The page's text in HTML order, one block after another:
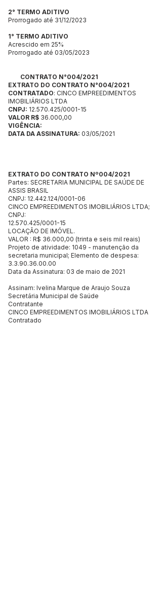
2° TERMO ADITIVO
Prorrogado até 31/12/2023
1° TERMO ADITIVO
Acrescido em 25%
Prorrogado até 03/05/2023
CONTRATO N°004/2021
EXTRATO DO CONTRATO N°004/2021
CONTRATADO: CINCO EMPREEDIMENTOS
IMOBILIÁRIOS LTDA
CNPJ: 12.570.425/0001-15
VALOR R$ 36.000,00
VIGÊNCIA:
DATA DA ASSINATURA: 03/05/2021
EXTRATO DO CONTRATO Nº004/2021
Partes: SECRETARIA MUNICIPAL DE SAÚDE DE
ASSIS BRASIL
CNPJ: 12.442.124/0001-06
CINCO EMPREEDIMENTOS IMOBILIÁRIOS LTDA;
CNPJ:
12.570.425/0001-15
LOCAÇÃO DE IMÓVEL.
VALOR : R$ 36.000,00 (trinta e seis mil reais)
Projeto de atividade: 1049 - manutenção da
secretaria municipal; Elemento de despesa:
3.3.90.36.00.00
Data da Assinatura: 03 de maio de 2021
Assinam: Ivelina Marque de Araujo Souza
Secretária Municipal de Saúde
Contratante
CINCO EMPREEDIMENTOS IMOBILIÁRIOS LTDA
Contratado